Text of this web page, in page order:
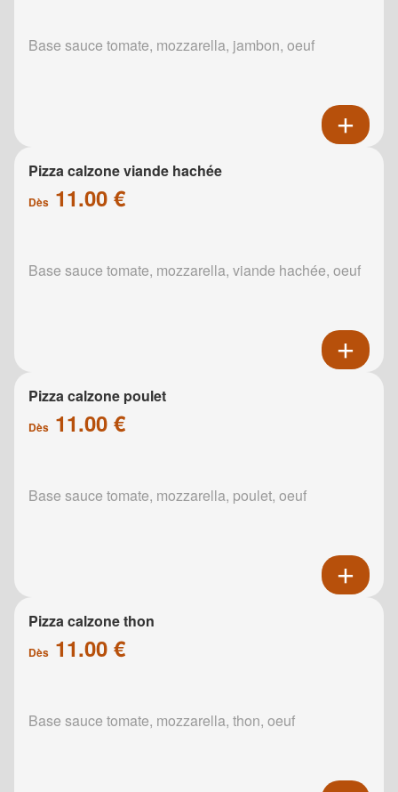
Base sauce tomate, mozzarella, jambon, oeuf
Pizza calzone viande hachée
Dès 11.00 €
Base sauce tomate, mozzarella, viande hachée, oeuf
Pizza calzone poulet
Dès 11.00 €
Base sauce tomate, mozzarella, poulet, oeuf
Pizza calzone thon
Dès 11.00 €
Base sauce tomate, mozzarella, thon, oeuf